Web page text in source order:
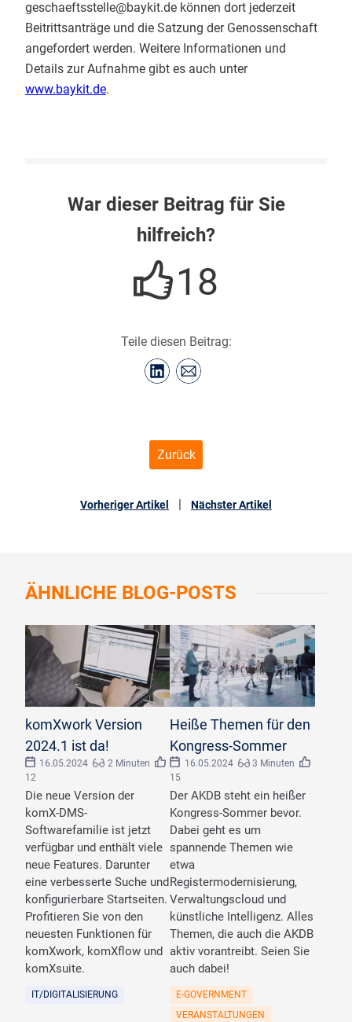
geschaeftsstelle@baykit.de können dort jederzeit
Beitrittsanträge und die Satzung der Genossenschaft
angefordert werden. Weitere Informationen und
Details zur Aufnahme gibt es auch unter
www.baykit.de.
War dieser Beitrag für Sie
hilfreich?
18
Teile diesen Beitrag:
Zurück
Vorheriger Artikel Nächster Artikel
ÄHNLICHE BLOG-POSTS
komXwork Version
2024.1 ist da!
16.05.2024
2 Minuten
12
Die neue Version der
komX-DMS-
Softwarefamilie ist jetzt
verfügbar und enthält viele
neue Features. Darunter
eine verbesserte Suche und
konfigurierbare Startseiten.
Profitieren Sie von den
neuesten Funktionen für
komXwork, komXflow und
komXsuite.
IT/DIGITALISIERUNG
Heiße Themen für den
Kongress-Sommer
16.05.2024
3 Minuten
15
Der AKDB steht ein heißer
Kongress-Sommer bevor.
Dabei geht es um
spannende Themen wie
etwa
Registermodernisierung,
Verwaltungscloud und
künstliche Intelligenz. Alles
Themen, die auch die AKDB
aktiv vorantreibt. Seien Sie
auch dabei!
E-GOVERNMENT
VERANSTALTUNGEN